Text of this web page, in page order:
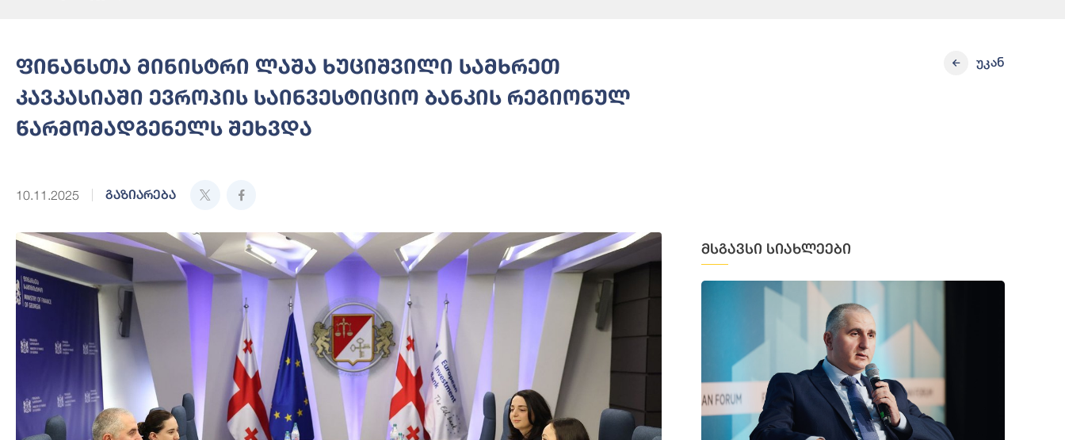
ფინანსთა მინისტრი ლაშა ხუციშვილი სამხრეთ
კავკასიაში ევროპის საინვესტიციო ბანკის რეგიონულ
წარმომადგენელს შეხვდა
10.11.2025 გაზიარება
უკან
მსგავსი სიახლეები